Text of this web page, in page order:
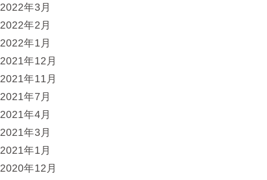
2022年3月
2022年2月
2022年1月
2021年12月
2021年11月
2021年7月
2021年4月
2021年3月
2021年1月
2020年12月